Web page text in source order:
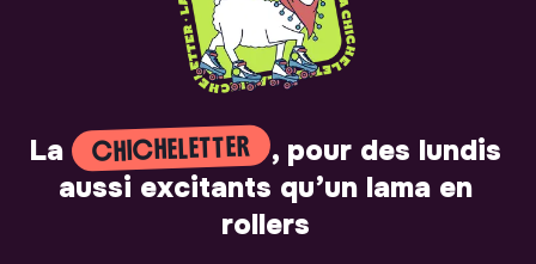
La CHICHELETTER
, pour des lundis
aussi excitants qu’un lama en
rollers